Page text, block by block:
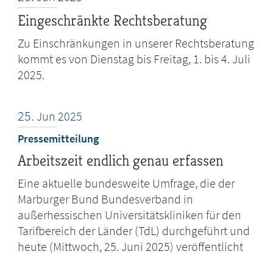
Eingeschränkte Rechtsberatung
Zu Einschränkungen in unserer Rechtsberatung
kommt es von Dienstag bis Freitag, 1. bis 4. Juli
2025.
25. Jun 2025
Pressemitteilung
Arbeitszeit endlich genau erfassen
Eine aktuelle bundesweite Umfrage, die der
Marburger Bund Bundesverband in
außerhessischen Universitätskliniken für den
Tarifbereich der Länder (TdL) durchgeführt und
heute (Mittwoch, 25. Juni 2025) veröffentlicht